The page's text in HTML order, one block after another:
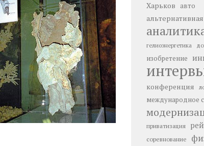
Харьков авто
гелиоэнергетика
изобретение
конференция
международное
приватизация
соревнование